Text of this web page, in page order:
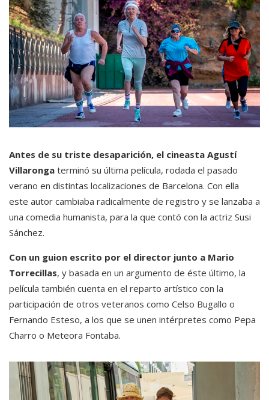
Antes de su triste desaparición, el cineasta Agustí
Villaronga terminó su última película, rodada el pasado
verano en distintas localizaciones de Barcelona. Con ella
este autor cambiaba radicalmente de registro y se lanzaba a
una comedia humanista, para la que contó con la actriz Susi
Sánchez.
Con un guion escrito por el director junto a Mario
Torrecillas, y basada en un argumento de éste último, la
película también cuenta en el reparto artístico con la
participación de otros veteranos como Celso Bugallo o
Fernando Esteso, a los que se unen intérpretes como Pepa
Charro o Meteora Fontaba.